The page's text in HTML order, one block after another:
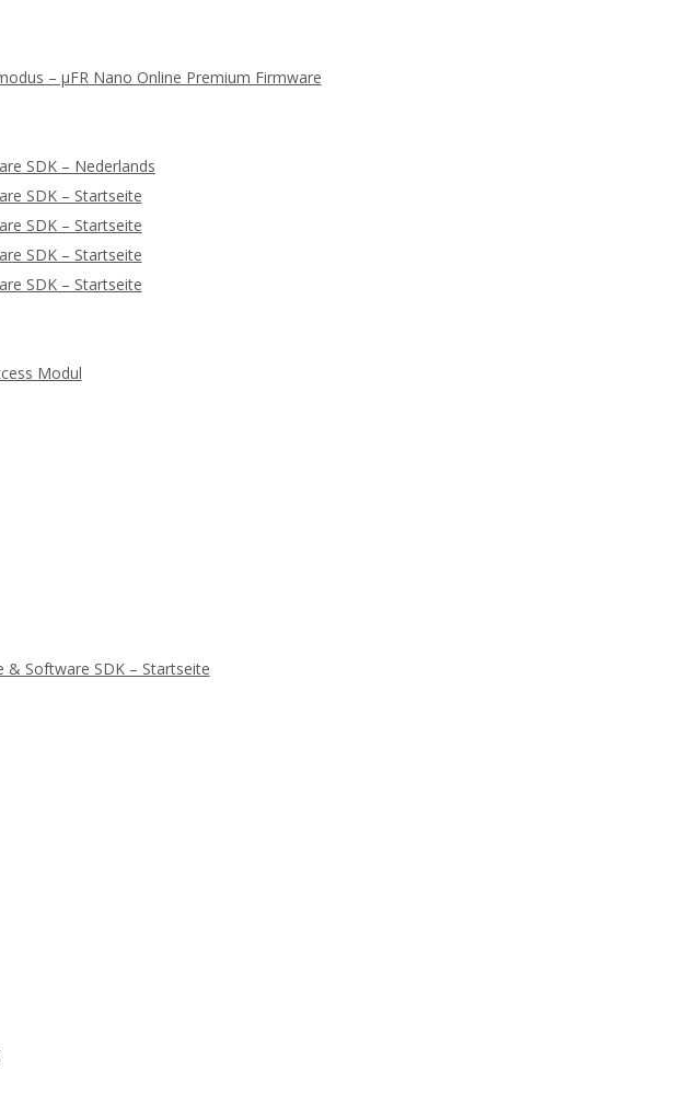
– μFR Nano Online Premium Firmware
SDK – Nederlands
SDK – Startseite
SDK – Startseite
SDK – Startseite
SDK – Startseite
Modul
& Software SDK – Startseite